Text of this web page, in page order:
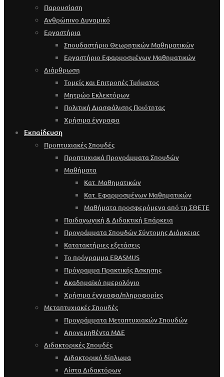
Παρουσίαση
Ανθρώπινο Δυναμικό
Εργαστήρια
Σπουδαστήριο Θεωρητικών Μαθηματικών
Εργαστήριο Εφαρμοσμένων Μαθηματικών
Διάρθρωση
Τομείς και Επιτροπές Τμήματος
Μητρώο Εκλεκτόρων
Πολιτική Διασφάλισης Ποιότητας
Χρήσιμα έγγραφα
Εκπαίδευση
Προπτυχιακές Σπουδές
Προπτυχιακά Προγράμματα Σπουδών
Μαθήματα
Κατ. Μαθηματικών
Κατ. Εφαρμοσμένων Μαθηματικών
Μαθήματα προσφερόμενα από τη ΣΘΕΤΕ
Παιδαγωγική & Διδακτική Επάρκεια
Προγράμματα Σπουδών Σύντομης Διάρκειας
Κατατακτήριες εξετάσεις
Το πρόγραμμα ERASMUS
Πρόγραμμα Πρακτικής Άσκησης
Ακαδημαϊκό ημερολόγιο
Χρήσιμα έγγραφα/πληροφορίες
Μεταπτυχιακές Σπουδές
Προγράμματα Μεταπτυχιακών Σπουδών
Απονεμηθέντα ΜΔΕ
Διδακτορικές Σπουδές
Διδακτορικό δίπλωμα
Λίστα Διδακτόρων